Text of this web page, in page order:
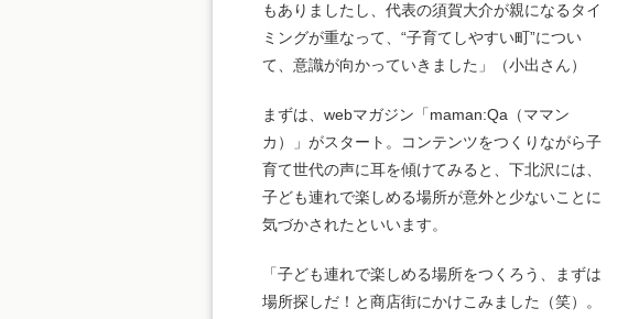
もありましたし、代表の須賀大介が親になるタイ
ミングが重なって、“子育てしやすい町”につい
て、意識が向かっていきました」（小出さん）
まずは、webマガジン「maman:Qa（ママン
カ）」がスタート。コンテンツをつくりながら子
育て世代の声に耳を傾けてみると、下北沢には、
子ども連れで楽しめる場所が意外と少ないことに
気づかされたといいます。
「子ども連れで楽しめる場所をつくろう、まずは
場所探しだ！と商店街にかけこみました（笑）。